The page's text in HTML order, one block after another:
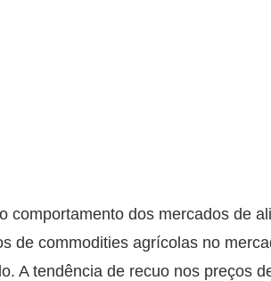
comportamento dos mercados de
de commodities agrícolas no
A tendência de recuo nos preços